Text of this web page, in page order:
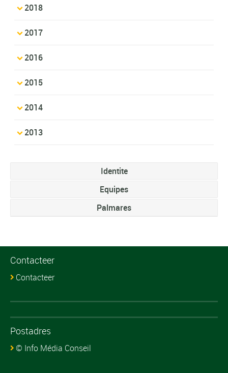
2018
2017
2016
2015
2014
2013
Identite
Equipes
Palmares
Contacteer
Contacteer
Postadres
© Info Média Conseil